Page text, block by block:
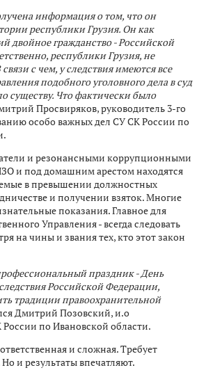
информация о том, что он
республики Грузия. Он как
двойное гражданство - Российской
республики Грузия, не
с чем, у следствия имеются все
подобного уголовного дела в суд
существу. Что фактически было
Просвиряков, руководитель 3-го
особо важных дел СУ СК России по
и резонансными коррупционными
и под домашним арестом находятся
в превышении должностных
и получении взяток. Многие
показания. Главное для
Управления - всегда следовать
на чины и звания тех, кто этот закон
праздник - День
Российской Федерации,
традиции правоохранительной
Дмитрий Позовский, и.о
по Ивановской области.
и сложная. Требует
и результаты впечатляют.